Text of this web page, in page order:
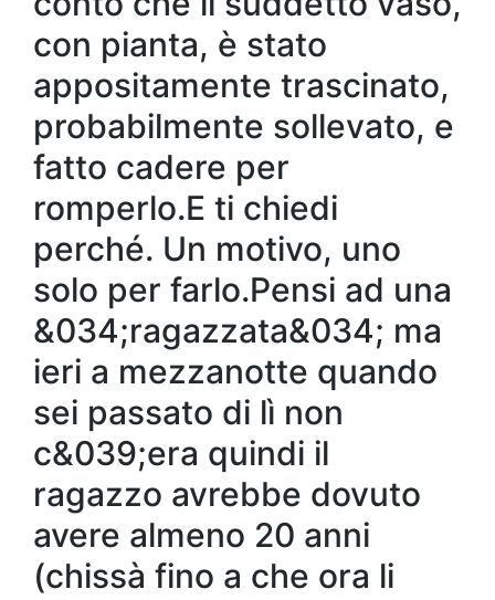
con pianta, è stato
appositamente trascinato,
probabilmente sollevato, e
fatto cadere per
romperlo.E ti chiedi
perché. Un motivo, uno
solo per farlo.Pensi ad una
&034;ragazzata&034; ma
ieri a mezzanotte quando
sei passato di lì non
c&039;era quindi il
ragazzo avrebbe dovuto
avere almeno 20 anni
(chissà fino a che ora li